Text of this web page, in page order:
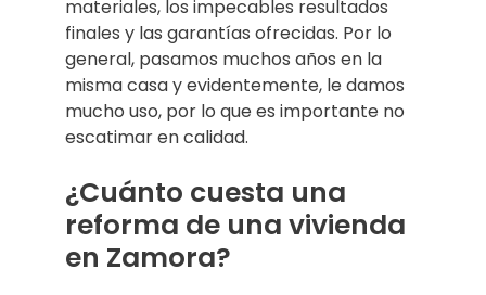
materiales, los impecables resultados
finales y las garantías ofrecidas. Por lo
general, pasamos muchos años en la
misma casa y evidentemente, le damos
mucho uso, por lo que es importante no
escatimar en calidad.
¿Cuánto cuesta una
reforma de una vivienda
en Zamora?